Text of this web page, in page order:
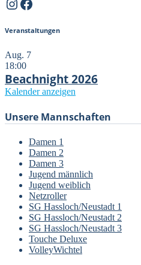
Instagram
Facebook
Veranstaltungen
Aug. 7
18:00
Beachnight 2026
Kalender anzeigen
Unsere Mannschaften
Damen 1
Damen 2
Damen 3
Jugend männlich
Jugend weiblich
Netzroller
SG Hassloch/Neustadt 1
SG Hassloch/Neustadt 2
SG Hassloch/Neustadt 3
Touche Deluxe
VolleyWichtel